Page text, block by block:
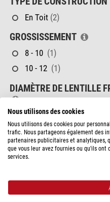
En Toit (2)
GROSSISSEMENT
8 - 10 (1)
10 - 12 (1)
DIAMÈTRE DE LENTILLE
42 - 50 mm(2)
LIMITE DE MISE AU
OBJETS RAPPROCHÉS
POIDS
Nous utilisons des cookies
Nous utilisons des cookies pour
trafic. Nous partageons également des
partenaires publicitaires et analytiques,
que vous leur avez fournies ou qu'ils
services.